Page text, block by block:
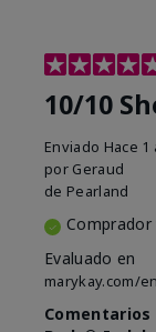
10/10
Enviado Hace 1
por Geraud
de Pearland
Comprador
Evaluado en
marykay.com/